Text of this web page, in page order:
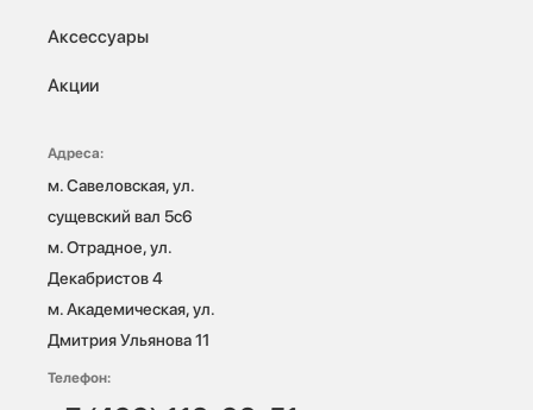
Аксессуары
Акции
Адреса:
м. Савеловская, ул.
сущевский вал 5с6
м. Отрадное, ул.
Декабристов 4
м. Академическая, ул.
Дмитрия Ульянова 11
Телефон: